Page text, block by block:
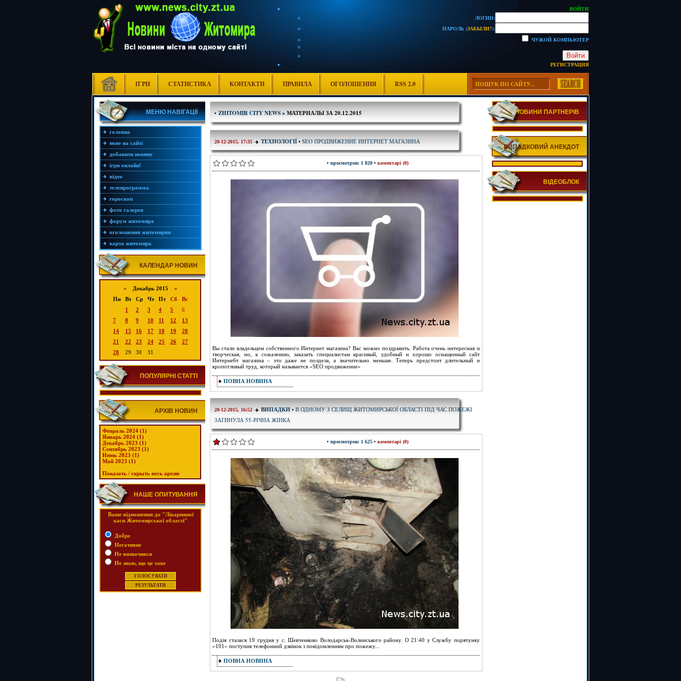
ВОЙТИ
ЛОГИН:
ПАРОЛЬ (ЗАБЫЛИ?):
ЧУЖОЙ КОМПЬЮТЕР
Войти
РЕГИСТРАЦИЯ
ІГРИ СТАТИСТИКА КОНТАКТИ ПРАВИЛА ОГОЛОШЕННЯ RSS 2.0
МЕНЮ НАВІГАЦІЇ
головна
нове на сайті
добавити новину
ігри онлайн!
відео
телепрограмма
гороскоп
фото галерея
форум житомира
оголошення житомирян
карта житомира
КАЛЕНДАР НОВИН
« Декабрь 2015 »
Пн
Вт Ср Чт Пт Сб
Вс
1
2 3 4 5
6
7
8 9 10 11 12
13
14
15 16 17 18 19
20
21
22 23 24 25 26
27
28
29 30 31
ПОПУЛЯРНІ СТАТТІ
АРХІВ НОВИН
Февраль 2024 (1)
Январь 2024 (1)
Декабрь 2023 (1)
Сентябрь 2023 (1)
Июнь 2023 (1)
Май 2023 (1)
Показать / скрыть весь архив
НАШЕ ОПИТУВАННЯ
Ваше відношення до "Лікарняної
каси Житомирської області"
Добре
Негативне
Не визначився
Не знаю, що це таке
• ZHITOMIR CITY NEWS» МАТЕРИАЛЫ ЗА 20.12.2015
20-12-2015, 17:35 ТЕХНОЛОГІЇ • SEO ПРОДВИЖЕНИЕ ИНТЕРНЕТ МАГАЗИНА
• просмотров: 1 820 • коментарі (0)
Вы стали владельцем собственного Интернет магазина? Вас можно поздравить. Работа очень интересная и
творческая, но, к сожалению, заказать специалистам красивый, удобный и хорошо оснащенный сайт
Интерне6т магазина – это даже не полдела, а значительно меньше. Теперь предстоит длительный и
кропотливый труд, который называется «SEO продвижение»
ПОВНА НОВИНА
20-12-2015, 16:52 ВИПАДКИ • В ОДНОМУ З СЕЛИЩ ЖИТОМИРСЬКОЇ ОБЛАСТІ ПІД ЧАС ПОЖЕЖІ
ЗАГИНУЛА 55-РІЧНА ЖІНКА
• просмотров: 1 625 • коментарі (0)
Подія сталася 19 грудня у с. Шевченково Володарськ-Волинського району. О 21:40 у Службу порятунку
«101» поступив телефонний дзвінок з повідомленням про пожежу...
ПОВНА НОВИНА
НОВИНИ ПАРТНЕРІВ
ВИПАДКОВИЙ АНЕКДОТ
ВІДЕОБЛОК